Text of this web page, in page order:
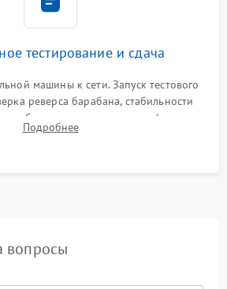
тестирование и сдача
машины к сети. Запуск тестового
реверса барабана, стабильности
работы дренажного насоса (откачка
посторонних скрипов, стуков или
Подробнее
вопросы